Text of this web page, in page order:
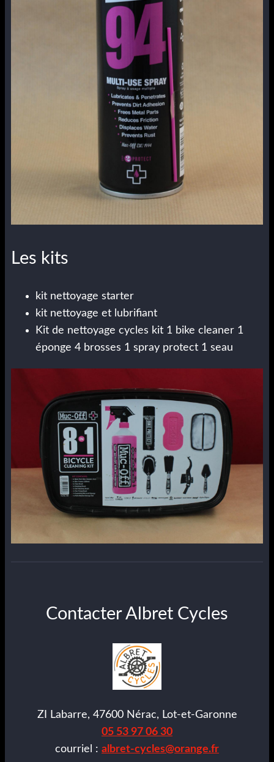
Les kits
kit nettoyage starter
kit nettoyage et lubrifiant
Kit de nettoyage cycles kit 1 bike cleaner 1
éponge 4 brosses 1 spray protect 1 seau
Contacter Albret Cycles
ZI Labarre, 47600 Nérac, Lot-et-Garonne
05 53 97 06 30
courriel : albret-cycles@orange.fr